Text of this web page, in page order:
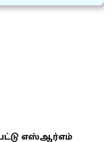
எஸ்ஆர்எம்